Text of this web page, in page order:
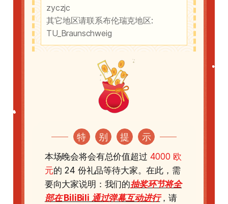
zyczjc
其它地区请联系布伦瑞克地区:
TU_Braunschweig
特 别 提 示
本场晚会将会有总价值超过 4000 欧
元的 24 份礼品等待大家。在此，需
要向大家说明：我们的抽奖环节将全
部在 BiliBili 通过弹幕互动进行，请